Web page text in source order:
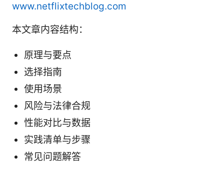
www.netflixtechblog.com
本文章内容结构：
原理与要点
选择指南
使用场景
风险与法律合规
性能对比与数据
实践清单与步骤
常见问题解答